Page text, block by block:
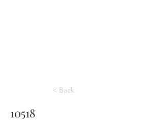
< Back
10518